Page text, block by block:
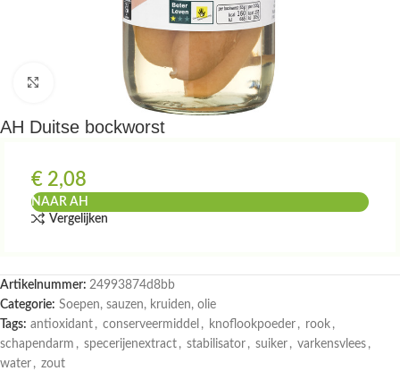
Klik om te vergroten
AH Duitse bockworst
€ 2,08
NAAR AH
Vergelijken
Artikelnummer: 24993874d8bb
Categorie: Soepen, sauzen, kruiden, olie
Tags: antioxidant , conserveermiddel , knoflookpoeder , rook ,
schapendarm , specerijenextract , stabilisator , suiker , varkensvlees ,
water , zout